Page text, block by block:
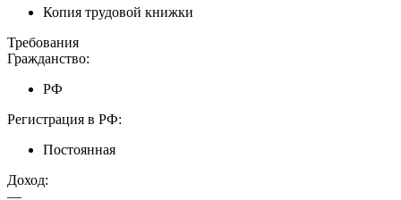
Копия трудовой книжки
Требования
Гражданство:
РФ
Регистрация в РФ:
Постоянная
Доход:
—